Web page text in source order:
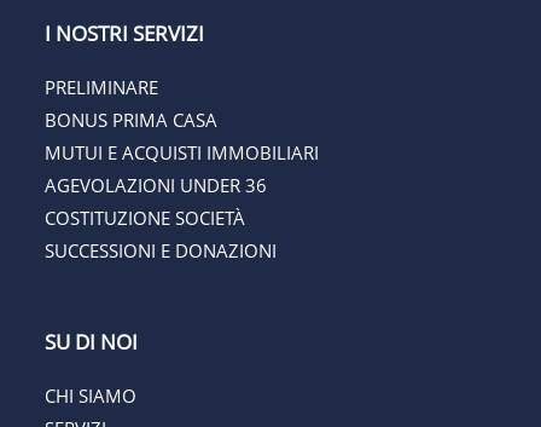
I NOSTRI SERVIZI
PRELIMINARE
BONUS PRIMA CASA
MUTUI E ACQUISTI IMMOBILIARI
AGEVOLAZIONI UNDER 36
COSTITUZIONE SOCIETÀ
SUCCESSIONI E DONAZIONI
SU DI NOI
CHI SIAMO